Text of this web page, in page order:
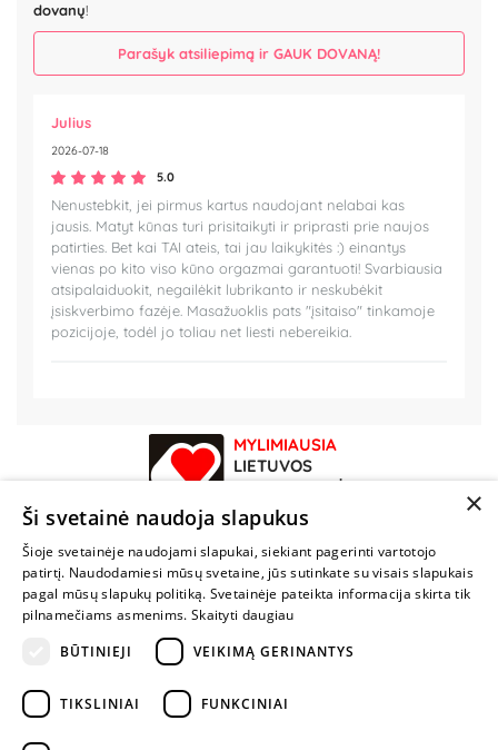
dovanų!
Parašyk atsiliepimą ir GAUK DOVANĄ!
Julius
2026-07-18
5.0
Nenustebkit, jei pirmus kartus naudojant nelabai kas
jausis. Matyt kūnas turi prisitaikyti ir priprasti prie naujos
patirties. Bet kai TAI ateis, tai jau laikykitės :) einantys
vienas po kito viso kūno orgazmai garantuoti! Svarbiausia
atsipalaiduokit, negailėkit lubrikanto ir neskubėkit
įsiskverbimo fazėje. Masažuoklis pats "įsitaiso" tinkamoje
pozicijoje, todėl jo toliau net liesti nebereikia.
MYLIMIAUSIA
LIETUVOS
ELEKTRONINĖ
PARDUOTUVĖ
NENUSTOK
ŽAISTI
+370 600 84088
info@fantazijos.lt
×
Ši svetainė naudoja slapukus
Šioje svetainėje naudojami slapukai, siekiant pagerinti vartotojo
patirtį. Naudodamiesi mūsų svetaine, jūs sutinkate su visais slapukais
pagal mūsų slapukų politiką. Svetainėje pateikta informacija skirta tik
pilnamečiams asmenims. Skaityti daugiau
BŪTINIEJI
VEIKIMĄ GERINANTYS
TIKSLINIAI FUNKCINIAI